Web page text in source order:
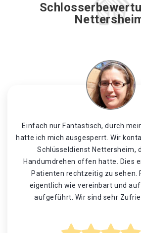
Einfach nur Fantastisch, durch
hatte ich mich ausgesperrt. Wir
Schlüsseldienst Nettersheim,
Handumdrehen offen hatte. Dies
Patienten rechtzeitig zu sehen.
eigentlich wie vereinbart und
aufgeführt. Wir sind sehr